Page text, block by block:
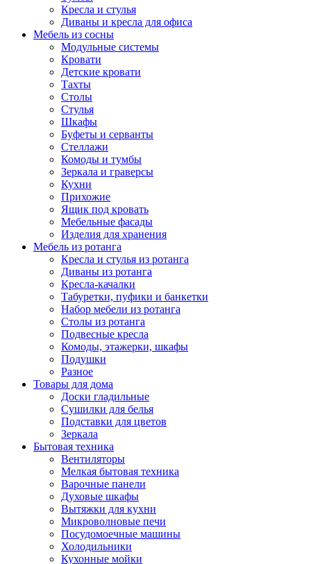
Кресла и стулья
Диваны и кресла для офиса
Мебель из сосны
Модульные системы
Кровати
Детские кровати
Тахты
Столы
Стулья
Шкафы
Буфеты и серванты
Стеллажи
Комоды и тумбы
Зеркала и граверсы
Кухни
Прихожие
Ящик под кровать
Мебельные фасады
Изделия для хранения
Мебель из ротанга
Кресла и стулья из ротанга
Диваны из ротанга
Кресла-качалки
Табуретки, пуфики и банкетки
Набор мебели из ротанга
Столы из ротанга
Подвесные кресла
Комоды, этажерки, шкафы
Подушки
Разное
Товары для дома
Доски гладильные
Сушилки для белья
Подставки для цветов
Зеркала
Бытовая техника
Вентиляторы
Мелкая бытовая техника
Варочные панели
Духовые шкафы
Вытяжки для кухни
Микроволновые печи
Посудомоечные машины
Холодильники
Кухонные мойки